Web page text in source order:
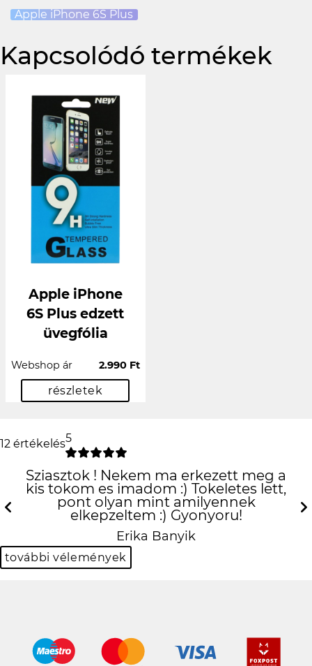
Apple iPhone 6S Plus
Kapcsolódó termékek
Apple iPhone
6S Plus edzett
üvegfólia
Webshop ár 2.990 Ft
részletek
12 értékelés5
Sziasztok ! Nekem ma erkezett meg a
kis tokom es imadom :) Tokeletes lett,
pont olyan mint amilyennek
elkepzeltem :) Gyonyoru!
Erika Banyik
Previous
további vélemények